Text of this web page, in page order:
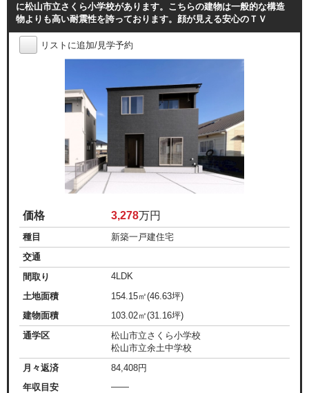
に松山市立さくら小学校があります。こちらの建物は一般的な構造
物よりも高い耐震性を誇っております。顔が見える安心のＴＶ
リストに追加/見学予約
価格 3,278万円
種目
新築一戸建住宅
交通
間取り
4LDK
土地面積
154.15㎡(46.63坪)
建物面積
103.02㎡(31.16坪)
通学区
松山市立さくら小学校
松山市立余土中学校
月々返済
84,408円
年収目安
——